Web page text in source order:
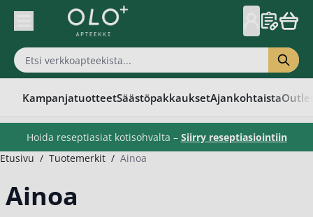
Skip to Content
KampanjatuotteetSäästöpakkauksetAjankohtaista
Hoida reseptiasiat kotisohvalta – Siirry reseptiasiointiin
Etusivu / Tuotemerkit / Ainoa
Ainoa